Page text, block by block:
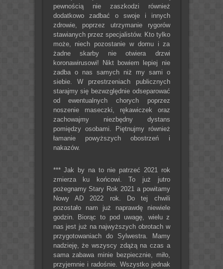
pewnością nie zaszkodzi również
dodatkowo zadbać o swoje i innych
zdrowie, poprzez utrzymanie rygorów
stawianych przez specjalistów. Kto tylko
może, niech pozostanie w domu i za
żadne skarby nie otwiera drzwi
koronawirusowi! Nikt bowiem lepiej nie
zadba o nas samych niż my sami o
siebie. W przestrzeniach publicznych
starajmy się bezwzględnie odseparować
od ewentualnych chorych poprzez
noszenie maseczki, rękawiczek oraz
zachowajmy niezbędny dystans
pomiędzy osobami. Piętnujmy również
łamanie powyższych obostrzeń i
nakazów.
*** Jak by na to nie patrzeć 2021 rok
zmierza ku końcowi. To już jutro
pożegnamy Stary Rok 2021 a powitamy
Nowy AD 2022 rok. Do tej chwili
pozostało nam już naprawdę niewiele
godzin. Biorąc to pod uwagę, wielu z
nas jest już na najwyższych obrotach w
przygotowaniach do Sylwestra. Mamy
nadzieję, że wszyscy zdążą na czas a
sama zabawa minie bezpiecznie, miło,
przyjemnie i radośnie. Wszystko jednak